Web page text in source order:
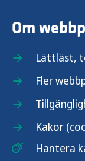
Om
Lättläst,
Fler
Kakor
Hantera